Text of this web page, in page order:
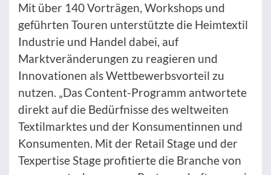
Mit über 140 Vorträgen, Workshops und
geführten Touren unterstützte die Heimtextil
Industrie und Handel dabei, auf
Marktveränderungen zu reagieren und
Innovationen als Wettbewerbsvorteil zu
nutzen. „Das Content-Programm antwortete
direkt auf die Bedürfnisse des weltweiten
Textilmarktes und der Konsumentinnen und
Konsumenten. Mit der Retail Stage und der
Texpertise Stage profitierte die Branche von